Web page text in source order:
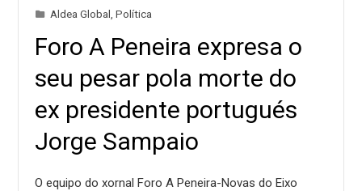
Aldea Global ,Política
Foro A Peneira expresa o
seu pesar pola morte do
ex presidente portugués
Jorge Sampaio
O equipo do xornal Foro A Peneira-Novas do Eixo